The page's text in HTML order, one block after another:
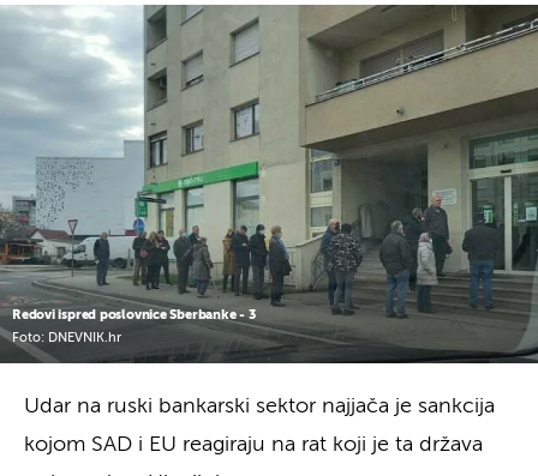
Redovi ispred poslovnice Sberbanke - 3
Foto: DNEVNIK.hr
Udar na ruski bankarski sektor najjača je sankcija
kojom SAD i EU reagiraju na rat koji je ta država